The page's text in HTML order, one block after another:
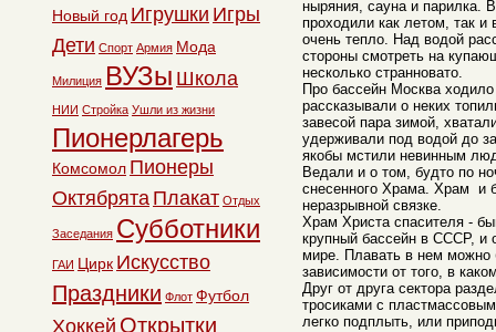
ныряния, сауна и парилка.
проходили как летом, так
очень тепло. Над водой
стороны смотреть на
несколько странновато.
Про бассейн Москва
рассказывали о неких
завесой пара зимой,
удерживали под водой до
якобы мстили невинным
Ведали и о том, будто по
снесенного Храма. Храм и
неразрывной связке.
Храм Христа спасителя -
крупный бассейн в СССР, и
мире. Плавать в нем можно
зависимости от того, в
Друг от друга сектора
тросиками с
легко подплыть, или
Новый год Игрушки Игры
Дети Спорт Армия Мода
Милиция ВУЗы Школа
НИИ Стройка Ушли из жизни
Пионерлагерь
Комсомол Пионеры
Октябрята Плакат Отдых
Заседания Субботники
ГАИ Цирк Искусство
Праздники Флот Футбол
Хоккей Открытки